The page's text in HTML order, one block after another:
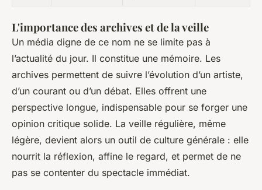
L'importance des archives et de la veille
Un média digne de ce nom ne se limite pas à
l’actualité du jour. Il constitue une mémoire. Les
archives permettent de suivre l’évolution d’un artiste,
d’un courant ou d’un débat. Elles offrent une
perspective longue, indispensable pour se forger une
opinion critique solide. La veille régulière, même
légère, devient alors un outil de culture générale : elle
nourrit la réflexion, affine le regard, et permet de ne
pas se contenter du spectacle immédiat.